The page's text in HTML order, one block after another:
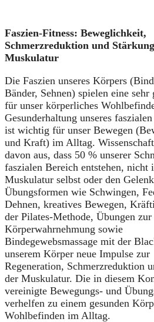
Faszien-Fitness: Beweglichkeit,
Schmerzreduktion und
Muskulatur
Die Faszien unseres Körpers
Bänder, Sehnen) spielen eine
für unser körperliches
Gesunderhaltung unseres
ist wichtig für unser Bewegen
und Kraft) im Alltag.
davon aus, dass 50 % unserer
faszialen Bereich entstehen, nicht
Muskulatur selbst oder den
Übungsformen wie Schwingen,
Dehnen, kreatives Bewegen,
der Pilates-Methode, Übungen zur
Körperwahrnehmung sowie
Bindegewebsmassage mit der
unserem Körper neue Impulse zur
Regeneration, Schmerzreduktion
der Muskulatur. Die in diesem
vereinigte Bewegungs- und
verhelfen zu einem gesunden
Wohlbefinden im Alltag.